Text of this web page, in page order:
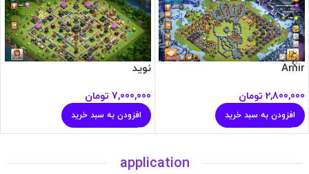
Amir
2,800,000 تومان
افزودن به سبد خرید
نوید
7,000,000 تومان
افزودن به سبد خرید
application